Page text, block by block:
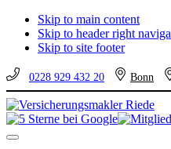
Skip to main content
Skip to header right
Skip to site footer
0228 929 432 20 Bonn
Versicherungsmakler
Riede
Versicherungen
vom
Menu